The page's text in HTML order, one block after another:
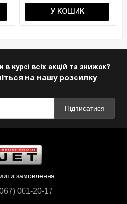
У КОШИК
в курсі всіх акцій та знижок?
на нашу розсилку
Підписатися
замовлення
001-20-17